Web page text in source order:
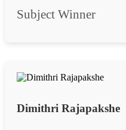
Subject Winner
Dimithri Rajapakshe